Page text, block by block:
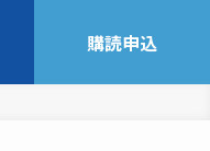
購読申込